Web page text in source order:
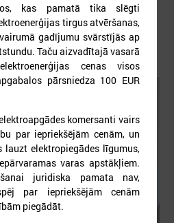
piedalīties Iekšlietu ministrijas un
kas notiks šī gada 5. augustā
Pils iela 1, Rīga).
kas pamatā tika slēgti
tirgus atvēršanas,
gadījumu svārstījās ap
Taču aizvadītajā vasarā
cenas visos
pārsniedza 100 EUR
komersanti vairs
par iepriekšējām cenām, un
lauzt elektropiegādes līgumus,
varas apstākļiem.
juridiska pamata nav,
par iepriekšējām cenām
piegādāt.